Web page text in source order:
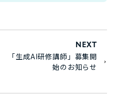
NEXT
「生成AI研修講師」募集開
始のお知らせ